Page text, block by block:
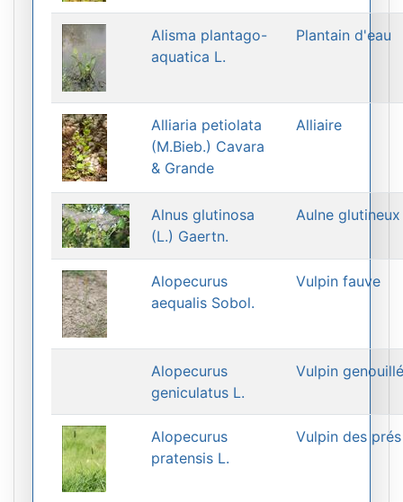
Alisma plantago-
aquatica L.
Plantain d'eau
Alliaria petiolata
(M.Bieb.) Cavara
& Grande
Alliaire
Alnus glutinosa
(L.) Gaertn.
Aulne glutineux
Alopecurus
aequalis Sobol.
Vulpin fauve
Alopecurus
geniculatus L.
Vulpin genouillé
Alopecurus
pratensis L.
Vulpin des prés